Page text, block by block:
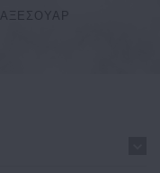
ΑΞΕΣΟΥΑΡ